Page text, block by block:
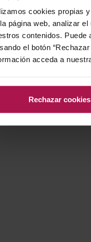
cookies propias
página web, analizar
contenidos. Puede
el botón
acceda a
Rechazar cookies